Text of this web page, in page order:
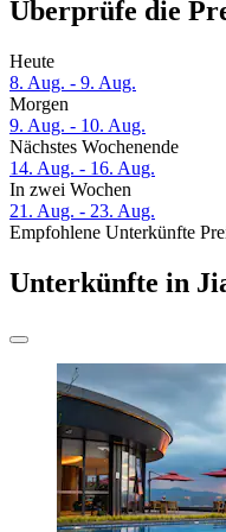
Überprüfe die
Heute
8. Aug. - 9. Aug.
Morgen
9. Aug. - 10. Aug.
Nächstes Wochenende
14. Aug. - 16. Aug.
In zwei Wochen
21. Aug. - 23. Aug.
Empfohlene Unterkünfte
Unterkünfte in